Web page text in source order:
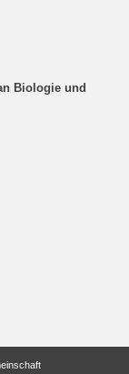
Biologie und